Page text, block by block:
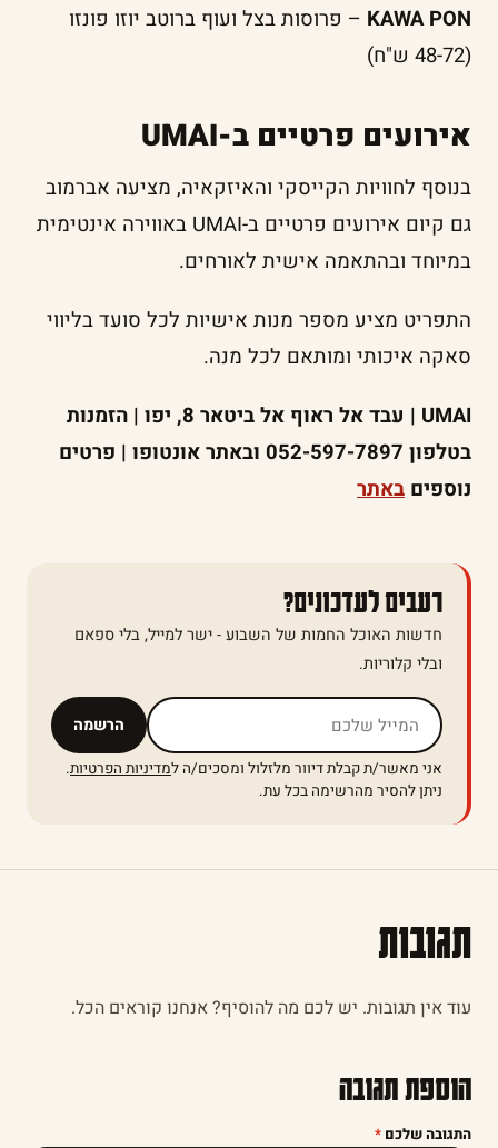
KAWA PON – פרוסות בצל ועוף ברוטב יוזו פונזו
(48-72 ש"ח)
אירועים פרטיים ב-UMAI
בנוסף לחוויות הקייסקי והאיזקאיה, מציעה אברמוב
גם קיום אירועים פרטיים ב-UMAI באווירה אינטימית
במיוחד ובהתאמה אישית לאורחים.
התפריט מציע מספר מנות אישיות לכל סועד בליווי
סאקה איכותי ומותאם לכל מנה.
UMAI | עבד אל ראוף אל ביטאר 8, יפו | הזמנות
בטלפון 052-597-7897 ובאתר אונטופו | פרטים
נוספים באתר
רעבים לעדכונים?
חדשות האוכל החמות של השבוע - ישר למייל, בלי ספאם
ובלי קלוריות.
הרשמה אל תמלאו שדה זה
אני מאשר/ת קבלת דיוור מלזלול ומסכים/ה למדיניות הפרטיות.
ניתן להסיר מהרשימה בכל עת.
תגובות
עוד אין תגובות. יש לכם מה להוסיף? אנחנו קוראים הכל.
הוספת תגובה
התגובה שלכם *